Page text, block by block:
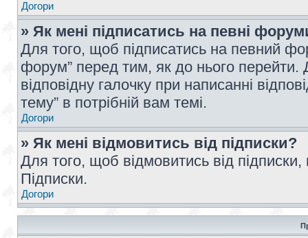
Догори
» Як мені підписатись на певні
Для того, щоб підписатись на певний
форум” перед тим, як до нього перейти.
відповідну галочку при написанні
тему” в потрібній вам темі.
Догори
» Як мені відмовитись від підписки?
Для того, щоб відмовитись від
Підписки.
Догори